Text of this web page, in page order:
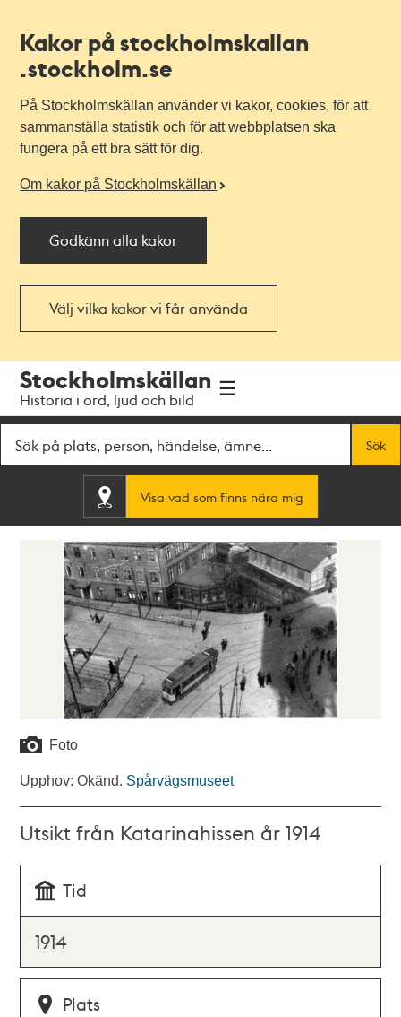
Kakor på stockholmskallan
.stockholm.se
På Stockholmskällan använder vi kakor, cookies, för att
sammanställa statistik och för att webbplatsen ska
fungera på ett bra sätt för dig.
Om kakor på Stockholmskällan
Godkänn alla kakor
Välj vilka kakor vi får använda
navigationen
huvudinnehållet
Stockholmskällan
Historia i ord, ljud och bild
Sök
Visa vad som finns nära mig
Foto
Upphov: Okänd. Spårvägsmuseet
Utsikt från Katarinahissen år 1914
Tid
1914
Plats